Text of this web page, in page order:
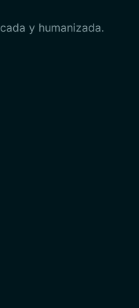
y humanizada.